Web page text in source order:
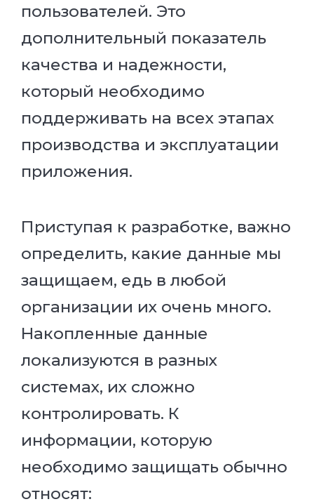
пользователей. Это
дополнительный показатель
качества и надежности,
который необходимо
поддерживать на всех этапах
производства и эксплуатации
приложения.
Приступая к разработке, важно
определить, какие данные мы
защищаем, едь в любой
организации их очень много.
Накопленные данные
локализуются в разных
системах, их сложно
контролировать. К
информации, которую
необходимо защищать обычно
относят: